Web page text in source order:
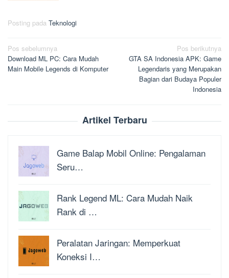
Posting pada Teknologi
Navigasi
pos
Pos sebelumnya
Download ML PC: Cara Mudah
Main Mobile Legends di Komputer
Pos berikutnya
GTA SA Indonesia APK: Game
Legendaris yang Merupakan
Bagian dari Budaya Populer
Indonesia
Artikel Terbaru
Game Balap Mobil Online: Pengalaman
Seru…
Rank Legend ML: Cara Mudah Naik
Rank di …
Peralatan Jaringan: Memperkuat
Koneksi I…